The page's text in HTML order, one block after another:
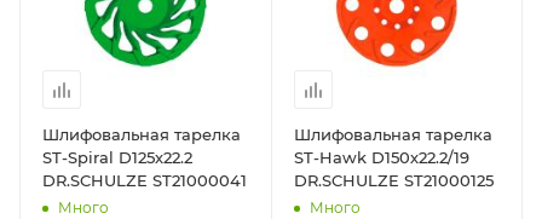
Шлифовальная тарелка
ST-Spiral D125х22.2
DR.SCHULZE ST21000041
Много
Шлифовальная тарелка
ST-Hawk D150х22.2/19
DR.SCHULZE ST21000125
Много